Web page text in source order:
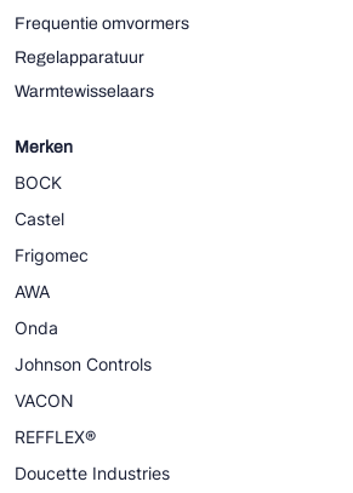
Frequentie omvormers
Regelapparatuur
Warmtewisselaars
Merken
BOCK
Castel
Frigomec
AWA
Onda
Johnson Controls
VACON
REFFLEX®
Doucette Industries